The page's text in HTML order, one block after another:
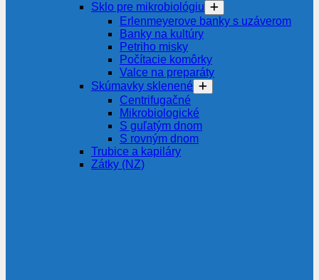
Sklo pre mikrobiológiu
Erlenmeyerove banky s uzáverom
Banky na kultúry
Petriho misky
Počítacie komôrky
Valce na preparáty
Skúmavky sklenené
Centrifugačné
Mikrobiologické
S guľatým dnom
S rovným dnom
Trubice a kapiláry
Zátky (NZ)